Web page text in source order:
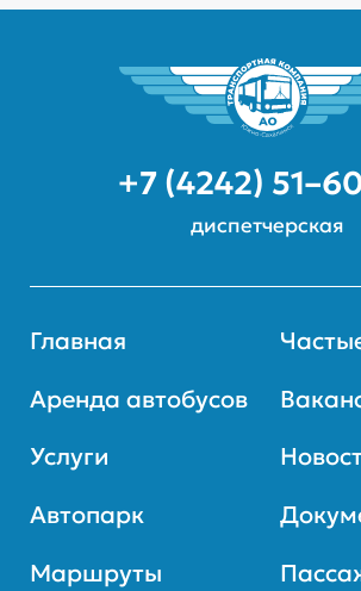
+7 (4242)
диспетчерская
Главная
Аренда автобусов
Услуги
Автопарк
Маршруты